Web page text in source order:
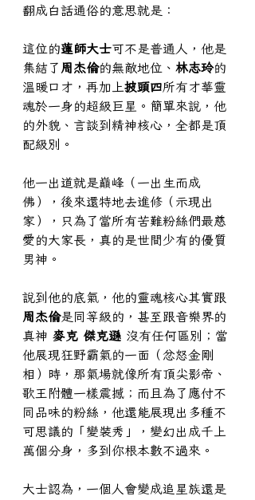
翻成白話通俗的意思就是：
這位的蓮師大士可不是普通人，他是
集結了 周杰倫的無敵地位、 林志玲的
溫暖口才，再加上披頭四所有才華靈
魂於一身的超級巨星。簡單來說，他
的外貌、言談到精神核心，全都是頂
配級別。
他一出道就是巔峰（一出生而成
佛），後來還特地去進修（示現出
家），只為了當所有苦難粉絲們最慈
愛的大家長，真的是世間少有的優質
男神。
說到他的底氣，他的靈魂核心其實跟
周杰倫是同等級的，甚至跟音樂界的
真神 麥克 傑克遜 沒有任何區別；當
他展現狂野霸氣的一面（忿怒金剛
相）時，那氣場就像所有頂尖影帝、
歌王附體一樣震撼；而且為了應付不
同品味的粉絲，他還能展現出多種不
可思議的「變裝秀」，變幻出成千上
萬個分身，多到你根本數不過來。
大士認為，一個人會變成追星族還是